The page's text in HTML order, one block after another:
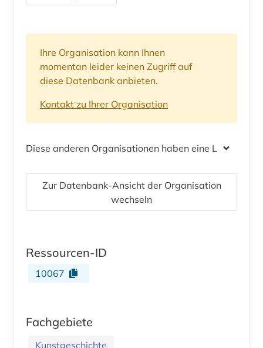
Ihre Organisation kann Ihnen
momentan leider keinen Zugriff auf
diese Datenbank anbieten.
Kontakt zu Ihrer Organisation
Diese anderen Organisationen haben eine Lizenz
Zur Datenbank-Ansicht der Organisation
wechseln
Ressourcen-ID
10067
Fachgebiete
Kunstgeschichte